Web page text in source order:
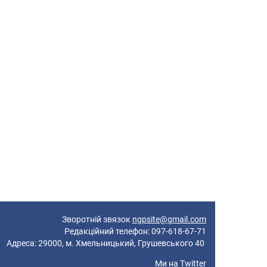
Зворотній звязок ngpsite@gmail.com
Редакційний телефон: 097-618-67-71
29000, м. Хмельницький, Грушевського 40
Ми на Twitter